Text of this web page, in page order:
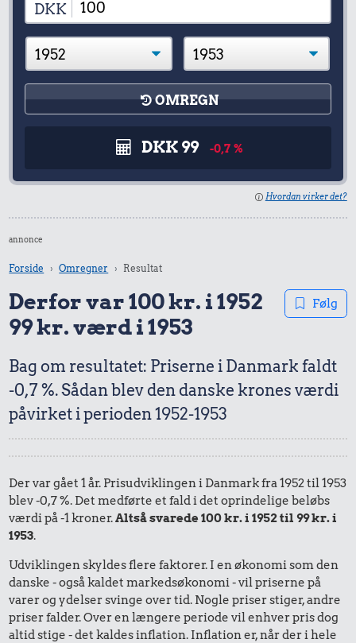
DKK
OMREGN
DKK 99 -0,7 %
Hvordan virker det?
annonce
Forside Omregner Resultat
Derfor var 100 kr. i 1952
99 kr. værd i 1953
Følg
Bag om resultatet: Priserne i Danmark faldt
-0,7 %. Sådan blev den danske krones værdi
påvirket i perioden 1952-1953
Der var gået 1 år. Prisudviklingen i Danmark fra 1952 til 1953
blev -0,7 %. Det medførte et fald i det oprindelige beløbs
værdi på -1 kroner.Altså svarede 100 kr. i 1952 til 99 kr. i
1953.
Udviklingen skyldes flere faktorer. I en økonomi som den
danske - også kaldet markedsøkonomi - vil priserne på
varer og ydelser svinge over tid. Nogle priser stiger, andre
priser falder. Over en længere periode vil enhver pris dog
altid stige - det kaldes inflation. Inflation er, når der i hele